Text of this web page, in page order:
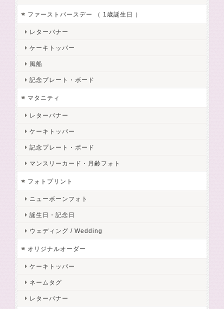
ファーストバースデー （ 1歳誕生日 ）
レターバナー
ケーキトッパー
風船
記念プレート・ボード
マタニティ
レターバナー
ケーキトッパー
記念プレート・ボード
マンスリーカード・月齢フォト
フォトプリント
ニューボーンフォト
誕生日・記念日
ウェディング / Wedding
オリジナルオーダー
ケーキトッパー
ネームタグ
レターバナー